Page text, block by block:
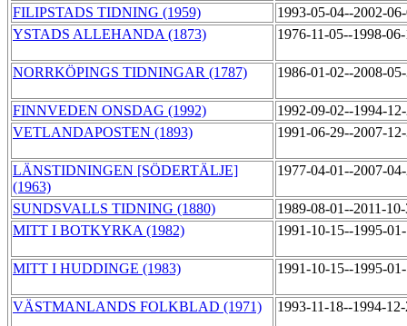
FILIPSTADS TIDNING (1959)
1993-05-04--2002-
YSTADS ALLEHANDA (1873)
1976-11-05--1998-
NORRKÖPINGS TIDNINGAR (1787) 1986-01-02--2008-
FINNVEDEN ONSDAG (1992)
1992-09-02--1994-
VETLANDAPOSTEN (1893)
1991-06-29--2007-
LÄNSTIDNINGEN [SÖDERTÄLJE]
(1963)
1977-04-01--2007-
SUNDSVALLS TIDNING (1880)
1989-08-01--2011-
MITT I BOTKYRKA (1982)
1991-10-15--1995-
MITT I HUDDINGE (1983) 1991-10-15--1995-
VÄSTMANLANDS FOLKBLAD (1971) 1993-11-18--1994-